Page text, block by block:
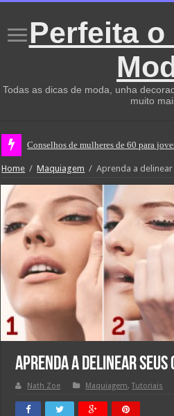
Perfeita
Todas as dicas de moda, unha
muito
Conselhos de mulheres de 60 para
Home / Maquiagem / Aprenda a
Aprenda a delinear
Nath Zoe Maquiagem,Tutoriais